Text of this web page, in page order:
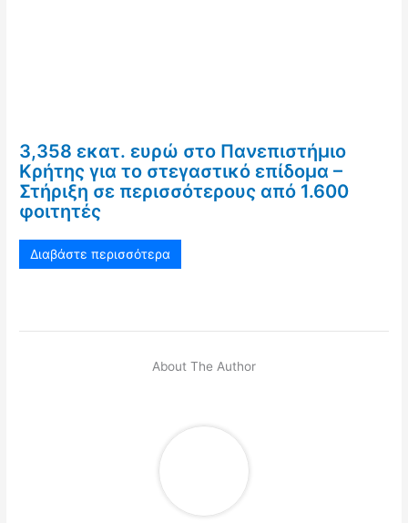
3,358 εκατ. ευρώ στο Πανεπιστήμιο
Κρήτης για το στεγαστικό επίδομα –
Στήριξη σε περισσότερους από 1.600
φοιτητές
Διαβάστε περισσότερα
About The Author